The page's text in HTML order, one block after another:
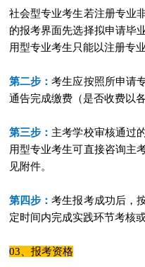
社会型专业考生若注册专业
的报考界面先选择拟申请毕
用型专业考生只能以注册专业
第二步：考生应按照所申请
通告完成缴费（是否收费以
第三步： 主考学校审核通过
用型专业考生可直接咨询主
见附件。
第四步：考生报考成功后，
定时间内完成实践环节考核
03、报考资格